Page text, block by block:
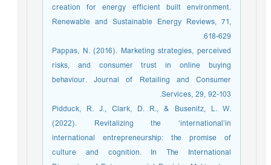
creation for energy efficient built environment.
Renewable and Sustainable Energy Reviews, 71,
618-629.
Pappas, N. (2016). Marketing strategies, perceived
risks, and consumer trust in online buying
behaviour. Journal of Retailing and Consumer
Services, 29, 92-103.
Pidduck, R. J., Clark, D. R., & Busenitz, L. W.
(2022). Revitalizing the ‘international’in
international entrepreneurship: the promise of
culture and cognition. In The International